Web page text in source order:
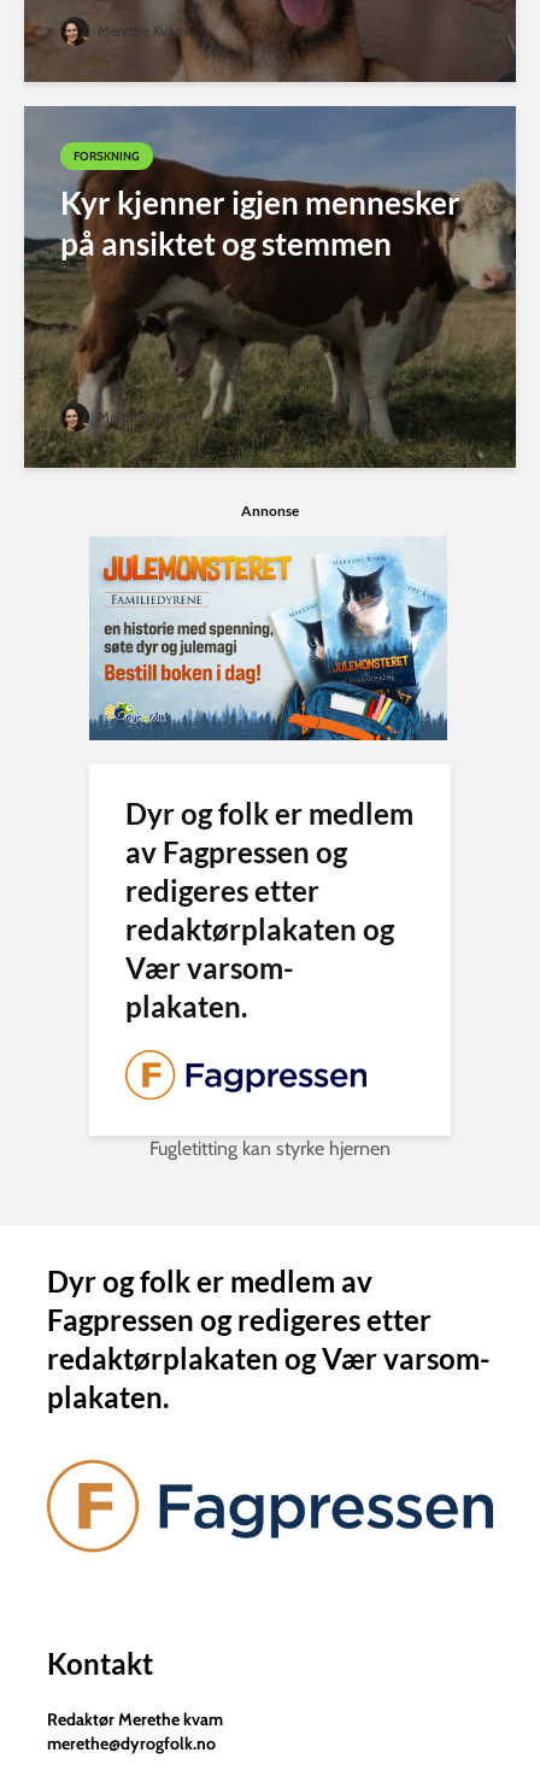
Merethe Kvam
FORSKNING
Kyr kjenner igjen mennesker
på ansiktet og stemmen
Merethe Kvam
Annonse
Dyr og folk er medlem
av Fagpressen og
redigeres etter
redaktørplakaten og
Vær varsom-
plakaten.
Fugletitting kan styrke hjernen
Dyr og folk er medlem av
Fagpressen og redigeres etter
redaktørplakaten og Vær varsom-
plakaten.
Kontakt
Redaktør Merethe kvam
merethe@dyrogfolk.no